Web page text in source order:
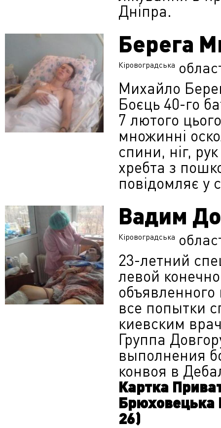
Дніпра.
Берега
Кіровоградська
Михайло
Боєць 40-го
7 лютого
множинні
спини, ніг,
хребта з
повідомляє у
Вадим
Кіровоградська
23-летний
левой
все попытки
киевским
Группа
выполнения
конвоя в
Картка
Брюховецька
26)